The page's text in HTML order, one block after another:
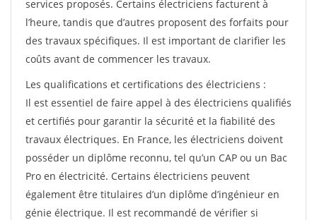
services proposés. Certains électriciens facturent à
l’heure, tandis que d’autres proposent des forfaits pour
des travaux spécifiques. Il est important de clarifier les
coûts avant de commencer les travaux.
Les qualifications et certifications des électriciens :
Il est essentiel de faire appel à des électriciens qualifiés
et certifiés pour garantir la sécurité et la fiabilité des
travaux électriques. En France, les électriciens doivent
posséder un diplôme reconnu, tel qu’un CAP ou un Bac
Pro en électricité. Certains électriciens peuvent
également être titulaires d’un diplôme d’ingénieur en
génie électrique. Il est recommandé de vérifier si